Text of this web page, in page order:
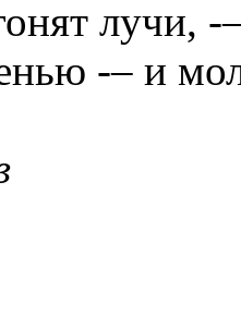
лучи, -
-– и